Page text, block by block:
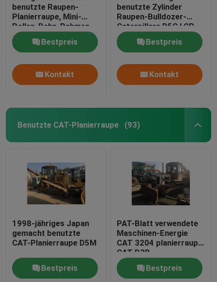
benutzte Raupen-
Planierraupe, Mini-
Rollen-Bahn-Rahmen
Mitsubishis BD2G
Bulldozer-5Bestpreis
Kontakt
benutzte Zylinder
Raupen-Bulldozer-
Caterpillars D5C LGP
3046 Maschinen-88hp
6
Bestpreis
Kontakt
Benutzte CAT-Planierraupe (93)
1998-jähriges Japan
gemacht benutzte
CAT-Planierraupe D5M
Bestpreis
PAT-Blatt verwendete
Maschinen-Energie
CAT 3204 planierraupe
CAT D3B
Minimaschinen-65HP
Bestpreis